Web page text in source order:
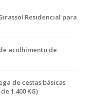
Residencial para
de acolhimento de
de cestas básicas
1.400 KG)